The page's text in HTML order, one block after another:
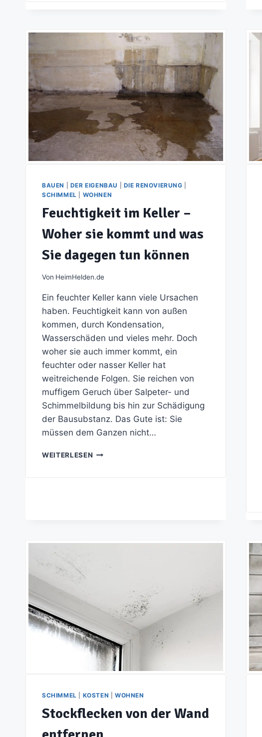
BAUEN DER EIGENBAU DIE RENOVIERUNG
SCHIMMEL
WOHNEN
Feuchtigkeit im Keller –
Woher sie kommt und was
Sie dagegen tun können
Von HeimHelden.de
Ein feuchter Keller kann viele Ursachen
haben. Feuchtigkeit kann von außen
kommen, durch Kondensation,
Wasserschäden und vieles mehr. Doch
woher sie auch immer kommt, ein
feuchter oder nasser Keller hat
weitreichende Folgen. Sie reichen von
muffigem Geruch über Salpeter- und
Schimmelbildung bis hin zur Schädigung
der Bausubstanz. Das Gute ist: Sie
müssen dem Ganzen nicht…
WEITERLESEN FEUCHTIGKEIT
SCHIMMEL KOSTEN WOHNEN
Stockflecken von der Wand